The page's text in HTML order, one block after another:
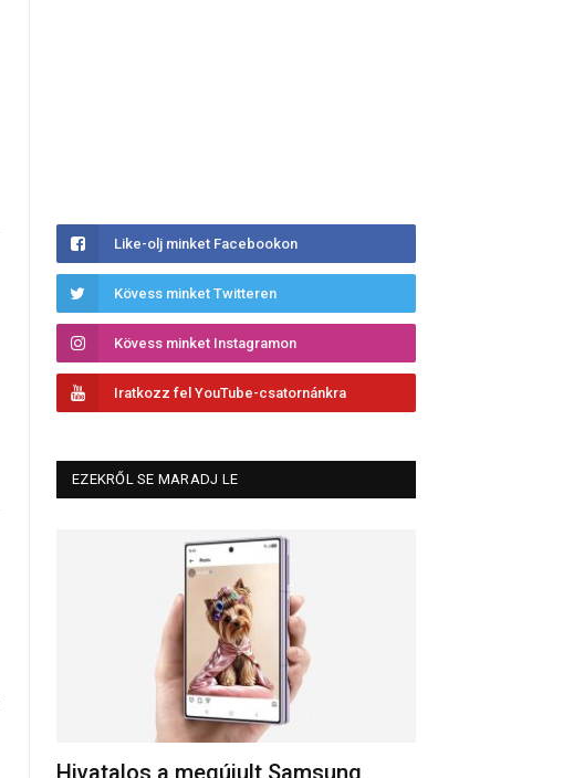
Like-olj minket Facebookon
Kövess minket Twitteren
Kövess minket Instagramon
Iratkozz fel YouTube-csatornánkra
EZEKRŐL SE MARADJ LE